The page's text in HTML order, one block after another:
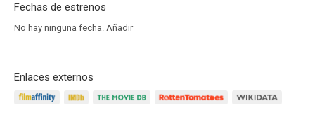
Fechas de estrenos
No hay ninguna fecha. Añadir
Enlaces externos